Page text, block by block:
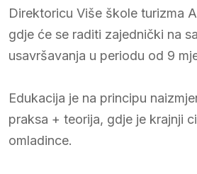
Direktoricu Više škole turizma
gdje će se raditi zajednički na
usavršavanja u periodu od 9
Edukacija je na principu
praksa + teorija, gdje je krajnji
omladince.